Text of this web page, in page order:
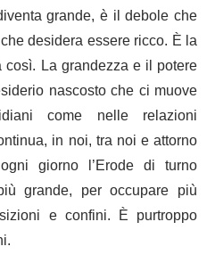
grande, è il debole che
desidera essere ricco. È la
La grandezza e il potere
nascosto che ci muove
come nelle relazioni
in noi, tra noi e attorno
giorno l’Erode di turno
grande, per occupare più
e confini. È purtroppo